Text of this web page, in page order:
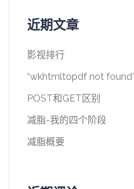
近期文章
影视排行
“wkhtmltopdf not
POST和GET区别
减脂-我的四个阶段
减脂概要